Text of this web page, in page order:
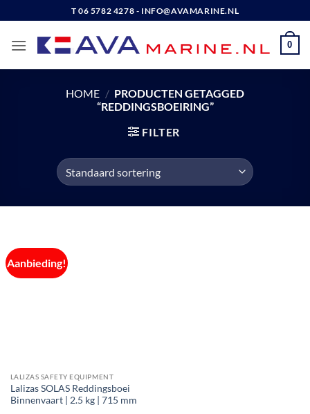
naar
inhoud
T 06 5782 4278 - INFO@AVAMARINE.NL
0
HOME / PRODUCTEN GETAGGED
“REDDINGSBOEIRING”
FILTER
Aanbieding!
LALIZAS SAFETY EQUIPMENT
Lalizas SOLAS Reddingsboei
Binnenvaart | 2.5 kg | 715 mm